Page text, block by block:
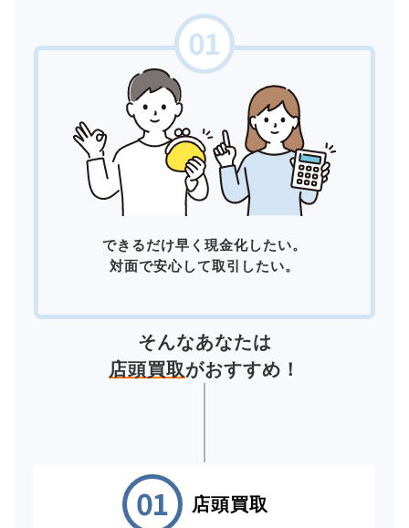
できるだけ早く現金化したい。
対面で安心して取引したい。
そんなあなたは
店頭買取がおすすめ！
店頭買取